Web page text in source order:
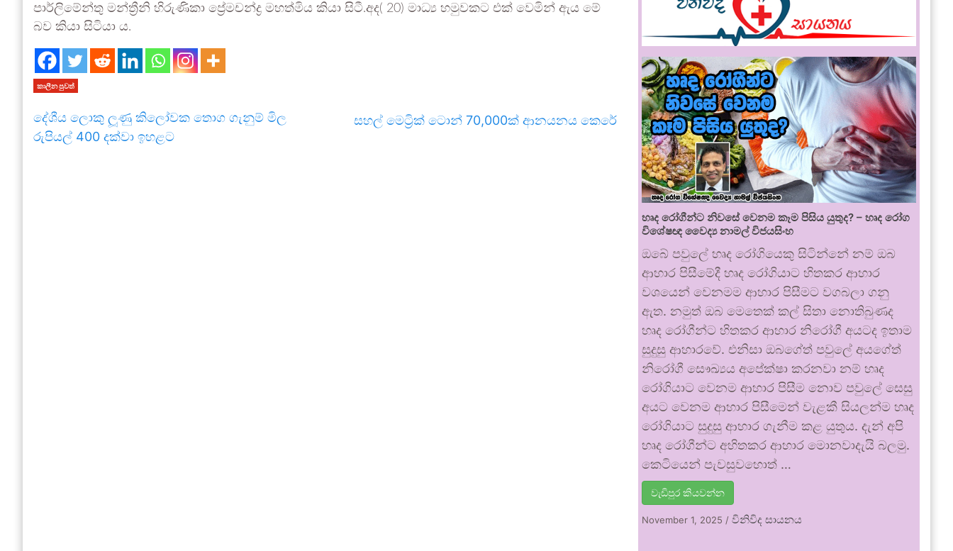
පාර්ලිමේන්තු මන්ත්‍රීනි හිරුණිකා ප්‍රේමචන්ද්‍ර මහත්මිය කියා සිටී.අද( 20) මාධ්‍ය හමුවකට එක් වෙමින් ඇය මේ
බව කියා සිටියා ය.
කාලීන පුවත්
දේශීය ලොකු ලූණු කිලෝවක තොග ගැනුම් මිල
රුපියල් 400 දක්වා ඉහළට
සහල් මෙට්‍රික් ටොන් 70,000ක් ආනයනය කෙරේ
හෘද රෝගීන්ට නිවසේ වෙනම කෑම පිසිය යුතුද? – හෘද රෝග
විශේෂඥ වෛද්‍ය නාමල් විජයසිංහ
ඔබේ පවුලේ හෘද රෝගියෙකු සිටින්නේ නම් ඔබ
ආහාර පිසීමේදී හෘද රෝගියාට හිතකර ආහාර
වශයෙන් වෙනමම ආහාර පිසීමට වගබලා ගනු
ඇත. නමුත් ඔබ මෙතෙක් කල් සිතා නොතිබුණද
හෘද රෝගීන්ට හිතකර ආහාර නිරෝගී අයටද ඉතාම
සුදුසු ආහාරවේ. එනිසා ඔබගේත් පවුලේ අයගේත්
නිරෝගී සෞඛ්‍යය අපේක්ෂා කරනවා නම් හෘද
රෝගියාට වෙනම ආහාර පිසීම නොව පවුලේ සෙසු
අයට වෙනම ආහාර පිසීමෙන් වැළකී සියලන්ම හෘද
රෝගියාට සුදුසු ආහාර ගැනීම කළ යුතුය. දැන් අපි
හෘද රෝගීන්ට අහිතකර ආහාර මොනවාදැයි බලමු.
කෙටියෙන් පැවසුවහොත් …
වැඩිපුර කියවන්න
November 1, 2025 /විනිවිද සායනය